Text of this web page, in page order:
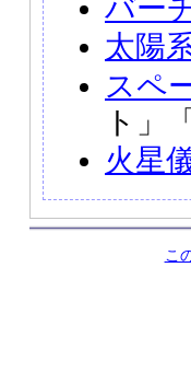
バー
太陽
スペ
ト」
火星
こ